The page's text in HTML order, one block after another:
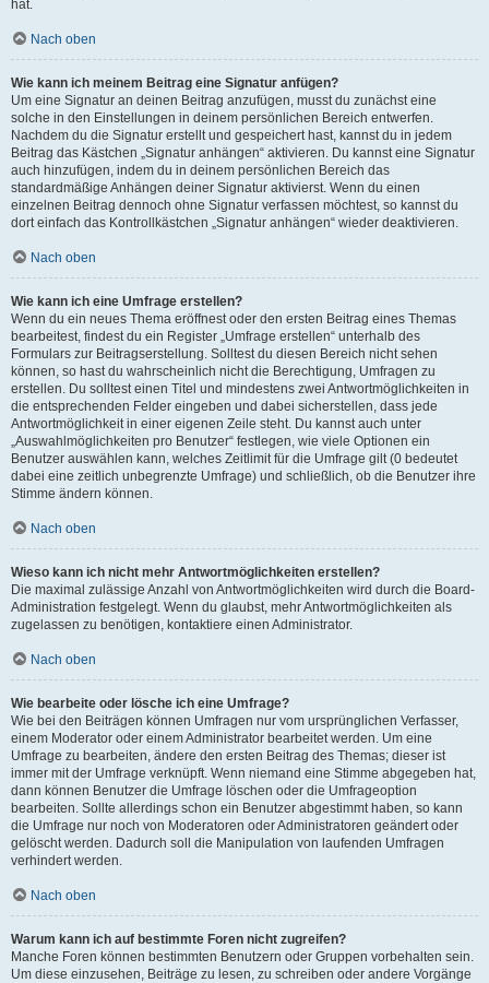
hat.
Nach oben
Wie kann ich meinem Beitrag eine Signatur anfügen?
Um eine Signatur an deinen Beitrag anzufügen, musst du zunächst eine
solche in den Einstellungen in deinem persönlichen Bereich entwerfen.
Nachdem du die Signatur erstellt und gespeichert hast, kannst du in jedem
Beitrag das Kästchen „Signatur anhängen“ aktivieren. Du kannst eine Signatur
auch hinzufügen, indem du in deinem persönlichen Bereich das
standardmäßige Anhängen deiner Signatur aktivierst. Wenn du einen
einzelnen Beitrag dennoch ohne Signatur verfassen möchtest, so kannst du
dort einfach das Kontrollkästchen „Signatur anhängen“ wieder deaktivieren.
Nach oben
Wie kann ich eine Umfrage erstellen?
Wenn du ein neues Thema eröffnest oder den ersten Beitrag eines Themas
bearbeitest, findest du ein Register „Umfrage erstellen“ unterhalb des
Formulars zur Beitragserstellung. Solltest du diesen Bereich nicht sehen
können, so hast du wahrscheinlich nicht die Berechtigung, Umfragen zu
erstellen. Du solltest einen Titel und mindestens zwei Antwortmöglichkeiten in
die entsprechenden Felder eingeben und dabei sicherstellen, dass jede
Antwortmöglichkeit in einer eigenen Zeile steht. Du kannst auch unter
„Auswahlmöglichkeiten pro Benutzer“ festlegen, wie viele Optionen ein
Benutzer auswählen kann, welches Zeitlimit für die Umfrage gilt (0 bedeutet
dabei eine zeitlich unbegrenzte Umfrage) und schließlich, ob die Benutzer ihre
Stimme ändern können.
Nach oben
Wieso kann ich nicht mehr Antwortmöglichkeiten erstellen?
Die maximal zulässige Anzahl von Antwortmöglichkeiten wird durch die Board-
Administration festgelegt. Wenn du glaubst, mehr Antwortmöglichkeiten als
zugelassen zu benötigen, kontaktiere einen Administrator.
Nach oben
Wie bearbeite oder lösche ich eine Umfrage?
Wie bei den Beiträgen können Umfragen nur vom ursprünglichen Verfasser,
einem Moderator oder einem Administrator bearbeitet werden. Um eine
Umfrage zu bearbeiten, ändere den ersten Beitrag des Themas; dieser ist
immer mit der Umfrage verknüpft. Wenn niemand eine Stimme abgegeben hat,
dann können Benutzer die Umfrage löschen oder die Umfrageoption
bearbeiten. Sollte allerdings schon ein Benutzer abgestimmt haben, so kann
die Umfrage nur noch von Moderatoren oder Administratoren geändert oder
gelöscht werden. Dadurch soll die Manipulation von laufenden Umfragen
verhindert werden.
Nach oben
Warum kann ich auf bestimmte Foren nicht zugreifen?
Manche Foren können bestimmten Benutzern oder Gruppen vorbehalten sein.
Um diese einzusehen, Beiträge zu lesen, zu schreiben oder andere Vorgänge